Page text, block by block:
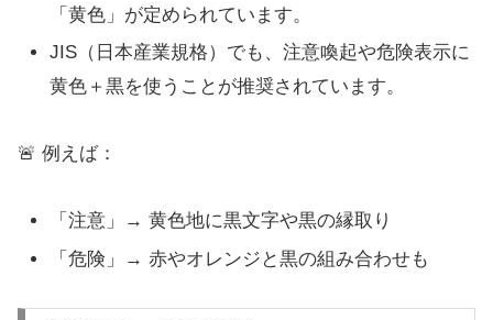
「黄色」が定められています。
JIS（日本産業規格）でも、注意喚起や危険表示に
黄色＋黒を使うことが推奨されています。
🚨 例えば：
「注意」→ 黄色地に黒文字や黒の縁取り
「危険」→ 赤やオレンジと黒の組み合わせも